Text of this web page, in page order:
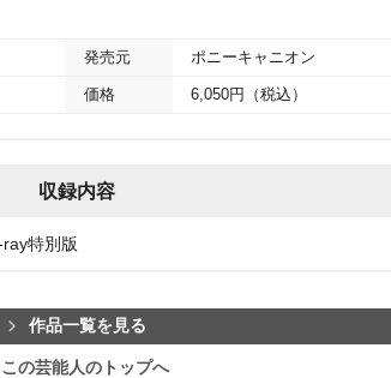
発売元 ポニーキャニオン
価格 6,050円（税込）
収録内容
特別版
作品一覧を見る
この芸能人のトップへ